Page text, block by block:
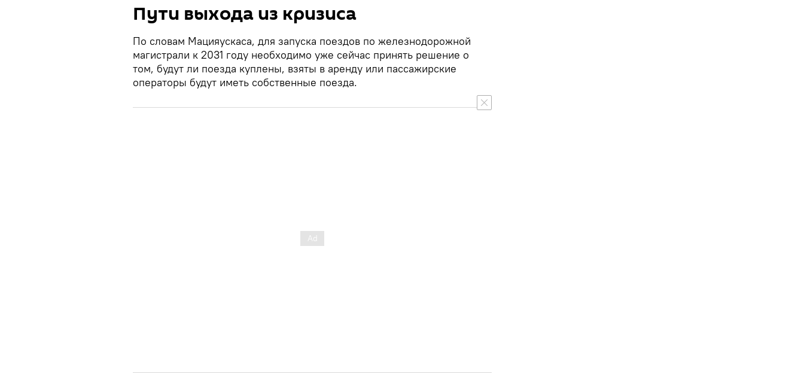
Пути выхода из кризиса
По словам Мацияускаса, для запуска поездов по железнодорожной
магистрали к 2031 году необходимо уже сейчас принять решение о
том, будут ли поезда куплены, взяты в аренду или пассажирские
операторы будут иметь собственные поезда.